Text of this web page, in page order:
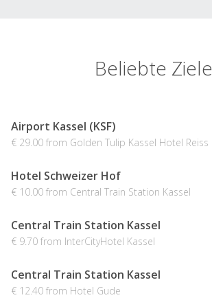
Beliebte Ziele
Airport Kassel (KSF)
€ 29.00 from Golden Tulip Kassel Hotel Reiss
Hotel Schweizer Hof
€ 10.00 from Central Train Station Kassel
Central Train Station Kassel
€ 9.70 from InterCityHotel Kassel
Central Train Station Kassel
€ 12.40 from Hotel Gude